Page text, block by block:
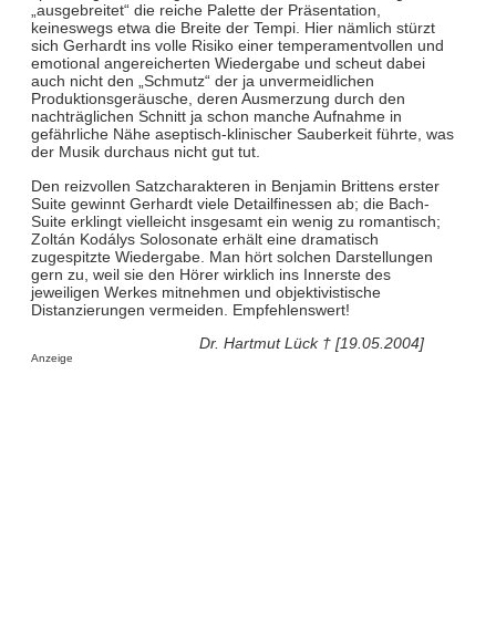
„ausgebreitet“ die reiche Palette der Präsentation,
keineswegs etwa die Breite der Tempi. Hier nämlich stürzt
sich Gerhardt ins volle Risiko einer temperamentvollen und
emotional angereicherten Wiedergabe und scheut dabei
auch nicht den „Schmutz“ der ja unvermeidlichen
Produktionsgeräusche, deren Ausmerzung durch den
nachträglichen Schnitt ja schon manche Aufnahme in
gefährliche Nähe aseptisch-klinischer Sauberkeit führte, was
der Musik durchaus nicht gut tut.
Den reizvollen Satzcharakteren in Benjamin Brittens erster
Suite gewinnt Gerhardt viele Detailfinessen ab; die Bach-
Suite erklingt vielleicht insgesamt ein wenig zu romantisch;
Zoltán Kodálys Solosonate erhält eine dramatisch
zugespitzte Wiedergabe. Man hört solchen Darstellungen
gern zu, weil sie den Hörer wirklich ins Innerste des
jeweiligen Werkes mitnehmen und objektivistische
Distanzierungen vermeiden. Empfehlenswert!
Dr. Hartmut Lück † [19.05.2004]
Anzeige